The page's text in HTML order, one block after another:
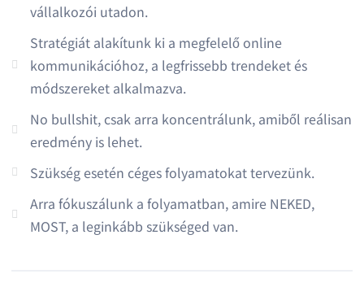
vállalkozói utadon.
Stratégiát alakítunk ki a megfelelő online
kommunikációhoz, a legfrissebb trendeket és
módszereket alkalmazva.
No bullshit, csak arra koncentrálunk, amiből reálisan
eredmény is lehet.
Szükség esetén céges folyamatokat tervezünk.
Arra fókuszálunk a folyamatban, amire NEKED,
MOST, a leginkább szükséged van.